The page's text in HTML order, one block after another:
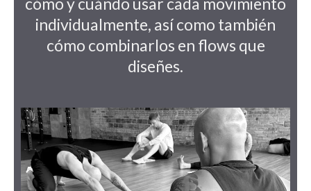
individualmente, así como también
cómo combinarlos en flows que
diseñes.